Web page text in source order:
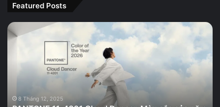
Featured Posts
PANTONE
11-
Màu
của 8 Tháng 12, 2025